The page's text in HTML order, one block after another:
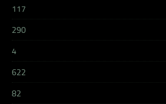
117
290
4
622
82